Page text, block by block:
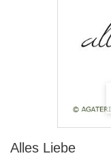
Alles Liebe